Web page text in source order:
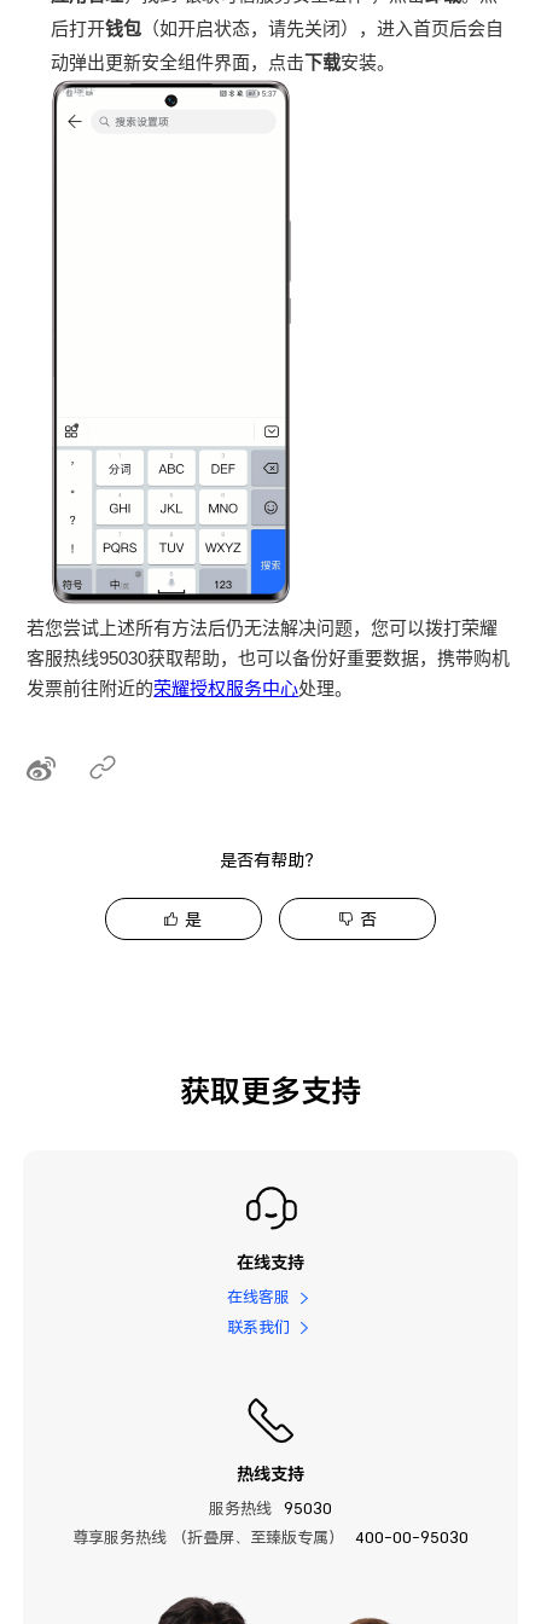
后打开钱包 （如开启状态，请先关闭），进入首页后会自
动弹出更新安全组件界面，点击下载安装。
若您尝试上述所有方法后仍无法解决问题，您可以拨打荣耀
客服热线95030获取帮助，也可以备份好重要数据，携带购机
发票前往附近的荣耀授权服务中心处理。
是否有帮助？
是 否
获取更多支持
在线支持
在线客服
联系我们
热线支持
服务热线
95030
尊享服务热线 （折叠屏、至臻版专属）
400-00-95030